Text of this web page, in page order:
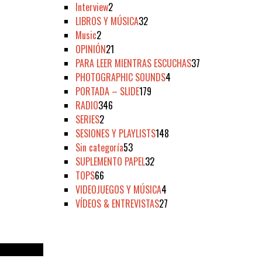
Interview2
LIBROS Y MÚSICA32
Music2
OPINIÓN21
PARA LEER MIENTRAS ESCUCHAS37
PHOTOGRAPHIC SOUNDS4
PORTADA – SLIDE179
RADIO346
SERIES2
SESIONES Y PLAYLISTS148
Sin categoría53
SUPLEMENTO PAPEL32
TOPS66
VIDEOJUEGOS Y MÚSICA4
VÍDEOS & ENTREVISTAS27